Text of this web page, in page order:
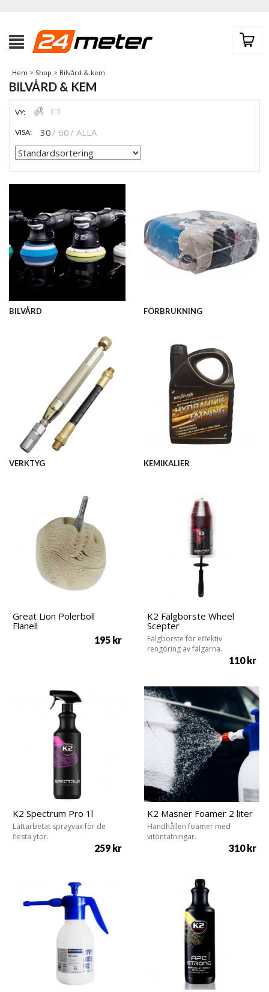
Hem > Shop > Bilvård & kem
BILVÅRD & KEM
VY:
VISA: 30 60 ALLA
BILVÅRD FÖRBRUKNING
VERKTYG KEMIKALIER
Great Lion Polerboll
Flanell
195 kr
K2 Fälgborste Wheel
Scepter
Fälgborste för effektiv
rengöring av fälgarna.
110kr
K2 Spectrum Pro 1l
Lättarbetat sprayvax för de
flesta ytor.
259 kr
K2 Masner Foamer 2 liter
Handhållen foamer med
vitontätningar.
310kr